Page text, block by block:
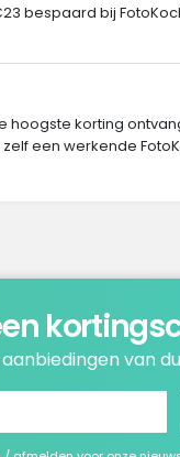
bespaard bij
hoogste korting
een werkende
van